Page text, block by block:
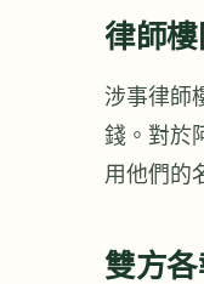
律師
涉事律師
錢。對於
用他們的
雙方